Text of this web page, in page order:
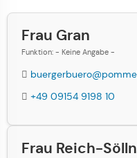
Frau Gran
Funktion: - Keine Angabe -
+49 09154 9198 10
Frau Reich-